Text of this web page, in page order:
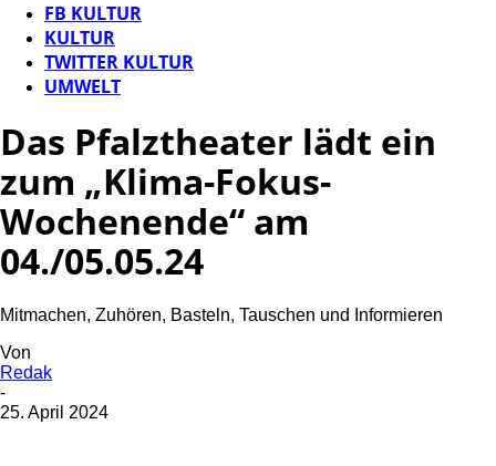
FB KULTUR
KULTUR
TWITTER KULTUR
UMWELT
Das Pfalztheater lädt ein
zum „Klima-Fokus-
Wochenende“ am
04./05.05.24
Mitmachen, Zuhören, Basteln, Tauschen und Informieren
Von
Redak
-
25. April 2024